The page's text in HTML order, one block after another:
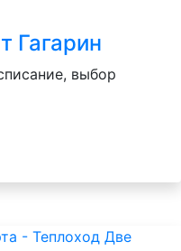
Гагарин
выбор